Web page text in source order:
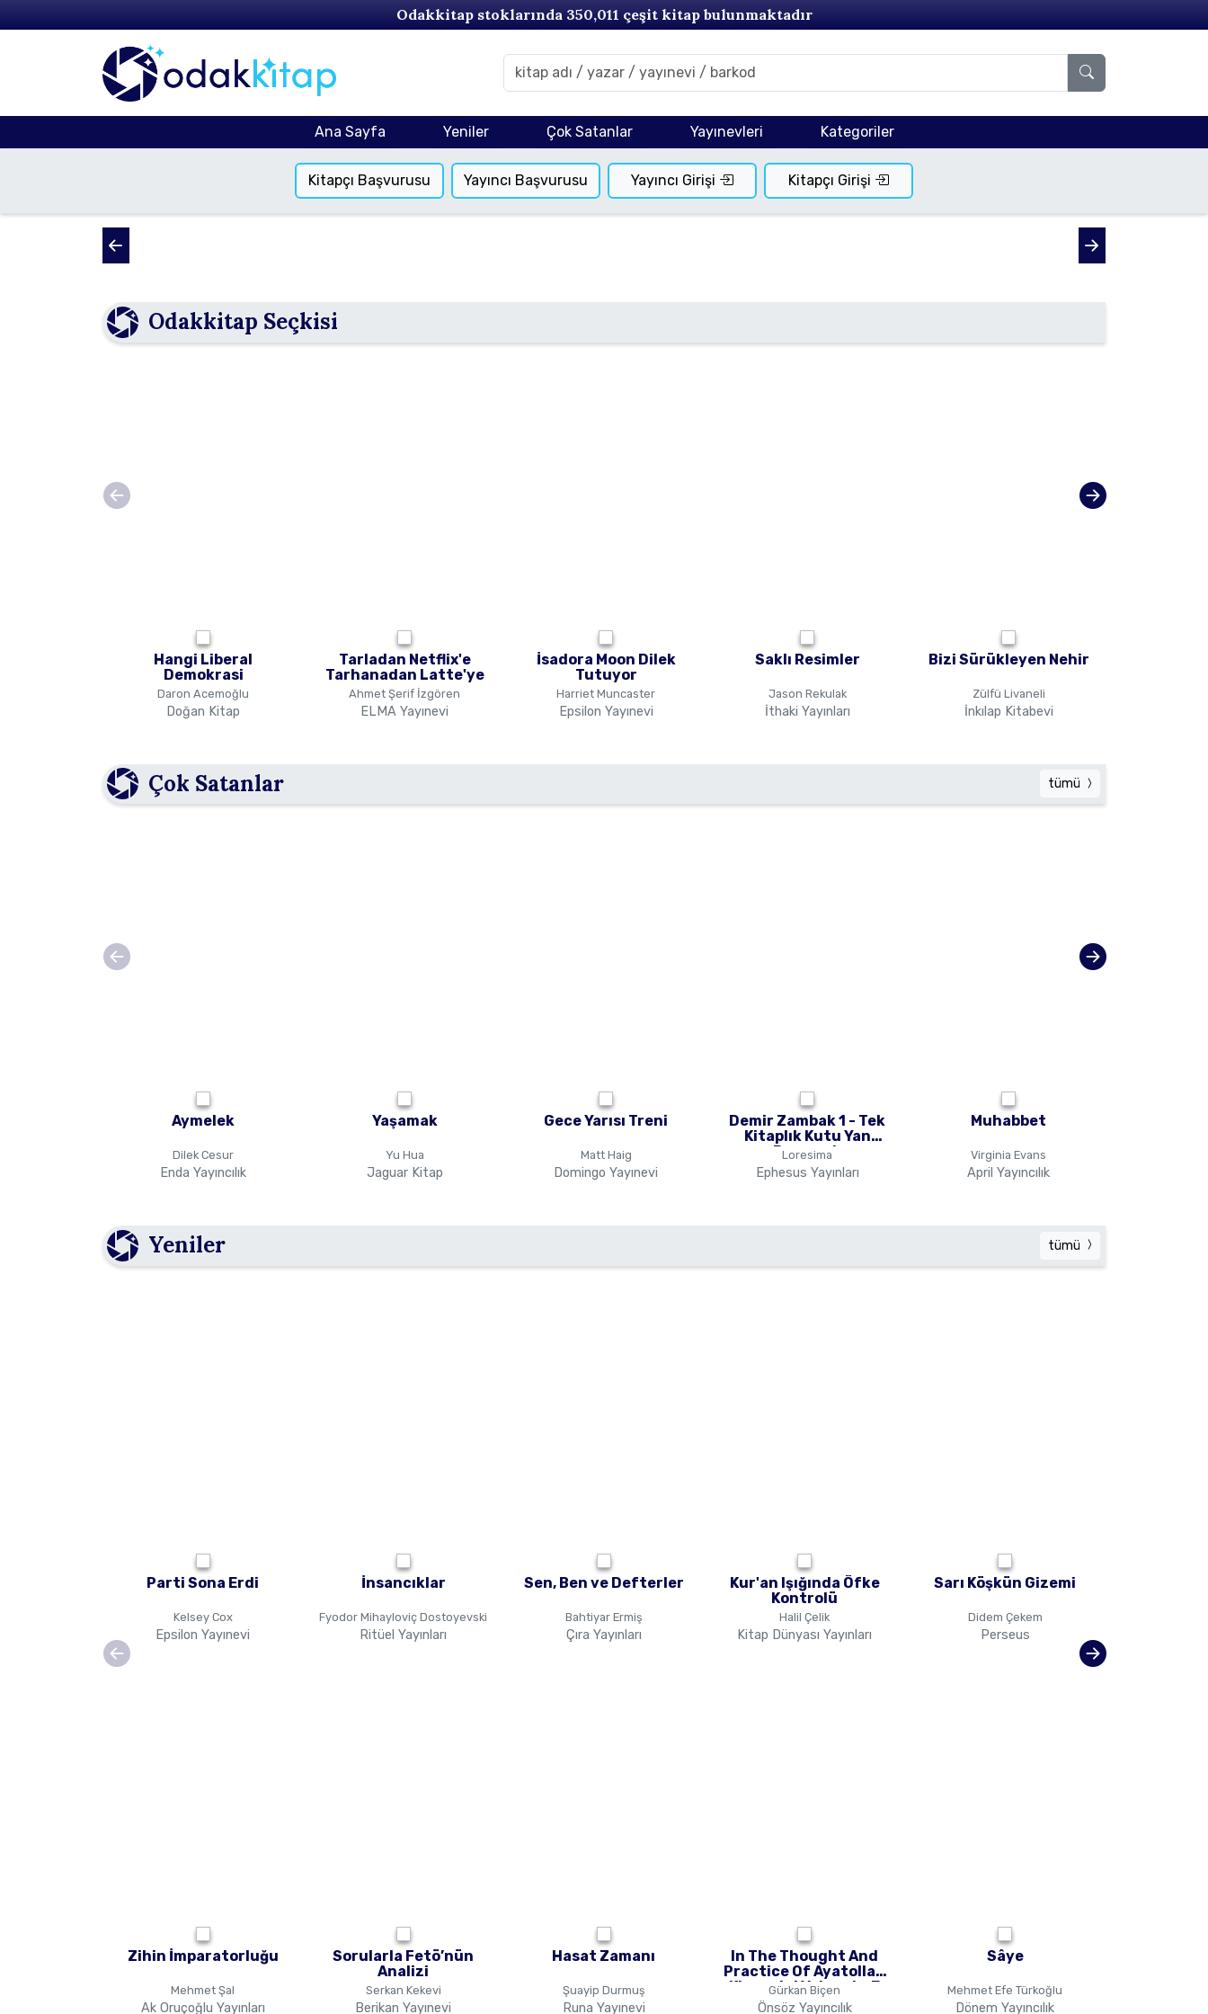
Odakkitap stoklarında 350,011 çeşit kitap bulunmaktadır
Ana Sayfa Yeniler Çok Satanlar Yayınevleri Kategoriler
Kitapçı Başvurusu Yayıncı Başvurusu Yayıncı Girişi Kitapçı Girişi
Odakkitap Seçkisi
Hangi Liberal
Demokrasi
Daron Acemoğlu
Doğan Kitap
Tarladan Netflix'e
Tarhanadan Latte'ye
Ahmet Şerif İzgören
ELMA Yayınevi
İsadora Moon Dilek
Tutuyor
Harriet Muncaster
Epsilon Yayınevi
Saklı Resimler
Jason Rekulak
İthaki Yayınları
Bizi Sürükleyen Nehir
Zülfü Livaneli
İnkılap Kitabevi
Çok Satanlar tümü
Aymelek
Dilek Cesur
Enda Yayıncılık
Yaşamak
Yu Hua
Jaguar Kitap
Gece Yarısı Treni
Matt Haig
Domingo Yayınevi
Demir Zambak 1 - Tek
Kitaplık Kutu Yan
Boyamalı
Loresima
Ephesus Yayınları
Muhabbet
Virginia Evans
April Yayıncılık
Yeniler tümü
Parti Sona Erdi
Kelsey Cox
Epsilon Yayınevi
İnsancıklar
Fyodor Mihayloviç Dostoyevski
Ritüel Yayınları
Sen, Ben ve Defterler
Bahtiyar Ermiş
Çıra Yayınları
Kur'an Işığında Öfke
Kontrolü
Halil Çelik
Kitap Dünyası Yayınları
Sarı Köşkün Gizemi
Didem Çekem
Perseus
Zihin İmparatorluğu
Mehmet Şal
Ak Oruçoğlu Yayınları
Sorularla Fetö’nün
Analizi
Serkan Kekevi
Berikan Yayınevi
Hasat Zamanı
Şuayip Durmuş
Runa Yayınevi
In The Thought And
Practice Of Ayatollah
Khomeini Velayat - E
Faqih
Gürkan Biçen
Önsöz Yayıncılık
Sâye
Mehmet Efe Türkoğlu
Dönem Yayıncılık